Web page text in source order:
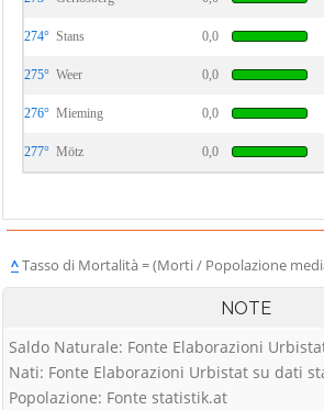
274° Stans 0,0
275° Weer 0,0
276° Mieming 0,0
277° Mötz 0,0
^Tasso di Mortalità = (Morti / Popolazione
NOTE
Saldo Naturale: Fonte Elaborazioni
Nati: Fonte Elaborazioni Urbistat su dati
Popolazione: Fonte statistik.at